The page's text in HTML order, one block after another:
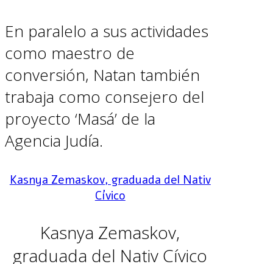
En paralelo a sus actividades
como maestro de
conversión, Natan también
trabaja como consejero del
proyecto ‘Masá’ de la
Agencia Judía.
Kasnya Zemaskov, graduada del Nativ
Cívico
Kasnya Zemaskov,
graduada del Nativ Cívico